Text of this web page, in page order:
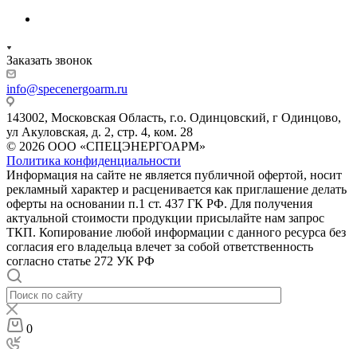
Заказать звонок
info@specenergoarm.ru
143002, Московская Область, г.о. Одинцовский, г Одинцово,
ул Акуловская, д. 2, стр. 4, ком. 28
© 2026 ООО «СПЕЦЭНЕРГОАРМ»
Политика конфиденциальности
Информация на сайте не является публичной офертой, носит
рекламный характер и расценивается как приглашение делать
оферты на основании п.1 ст. 437 ГК РФ. Для получения
актуальной стоимости продукции присылайте нам запрос
ТКП. Копирование любой информации с данного ресурса без
согласия его владельца влечет за собой ответственность
согласно статье 272 УК РФ
0